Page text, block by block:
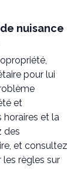
nuisance
pour lui
et
horaires et la
des
et consultez
règles sur